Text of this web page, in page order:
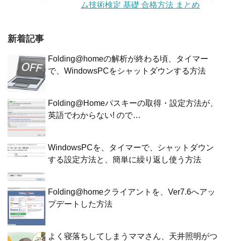
ム技術検定 基礎 合格方法 まとめ
新着記事
Folding@homeの解析が終わる頃、タイマー
で、WindowsPCをシャットダウンする方法
Folding@Homeパスキーの取得・設定方法が、
英語でわからない! ので…
WindowsPCを、タイマーで、シャットダウン
する設定方法と、簡単に繰り返し使う方法
Folding@homeクライアントを、Ver7.6へアッ
プデートした方法
よく寝落ちしてしまうママさん、天井照明がつ